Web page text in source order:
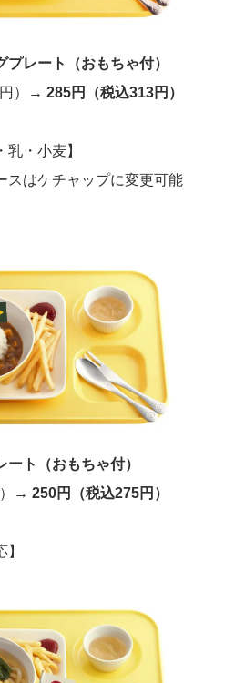
プレート（おもちゃ付）
）→ 285円（税込313円）
乳・小麦】
スはケチャップに変更可能
ト（おもちゃ付）
→ 250円（税込275円）